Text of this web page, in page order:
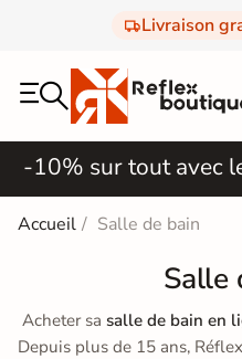
Livraison
-10% sur tout avec
Accueil Salle de bain
Salle
Acheter sa salle de bain en
Depuis plus de 15 ans,